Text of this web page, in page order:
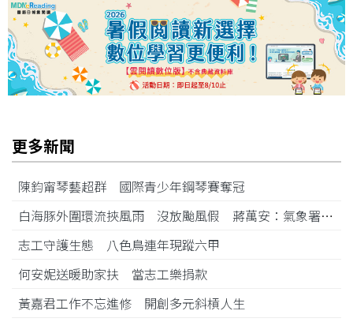
更多新聞
陳鈞甯琴藝超群 國際青少年鋼琴賽奪冠
白海豚外圍環流挾風雨 沒放颱風假 蔣萬安：氣象署沒發陸警
志工守護生態 八色鳥連年現蹤六甲
何安妮送暖助家扶 當志工樂捐款
黃嘉君工作不忘進修 開創多元斜槓人生